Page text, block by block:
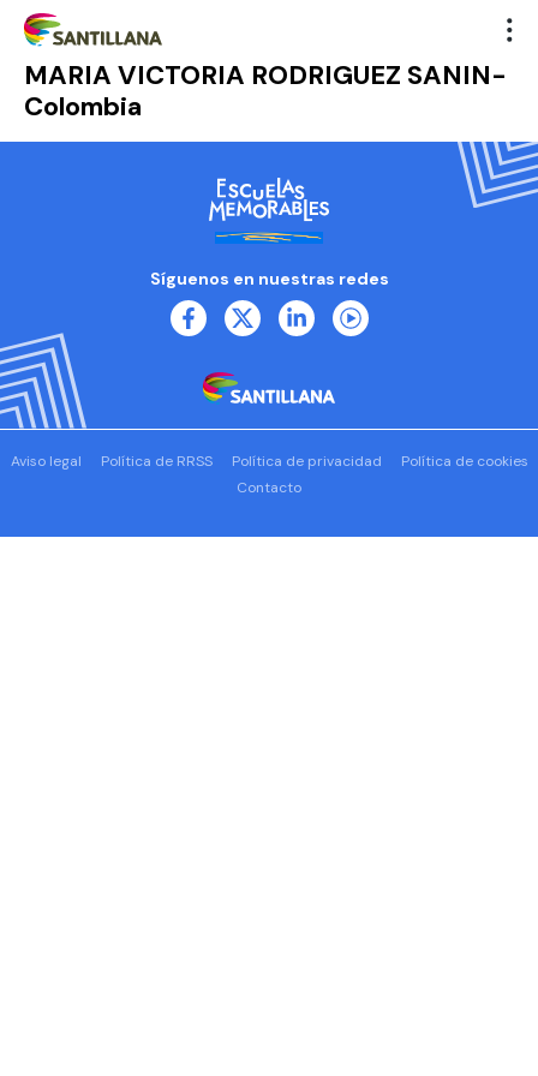
MARIA VICTORIA RODRIGUEZ SANIN-
Colombia
Síguenos en nuestras redes
Aviso legal Política de RRSS Política de privacidad
Política de cookies
Contacto